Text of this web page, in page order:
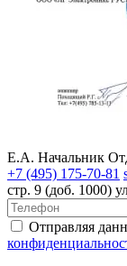
Е.А. Начальник
+7 (495) 175-70-81
стр. 9 (доб. 1000)
Отправляя